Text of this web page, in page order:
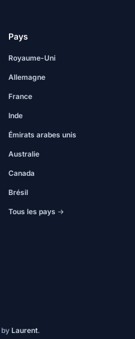
Pays
Royaume-Uni
Allemagne
France
Inde
Émirats arabes unis
Australie
Canada
Brésil
Tous les pays →
by Laurent.